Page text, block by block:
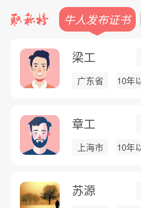
牛人发布证书
梁工
广东省 10年
章工
上海市 10年
苏源